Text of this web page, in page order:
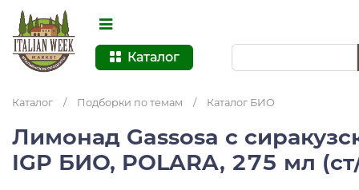
Каталог
Каталог / Подборки по темам / Каталог БИО
Лимонад Gassosa с
IGP БИО, POLARA, 275 мл